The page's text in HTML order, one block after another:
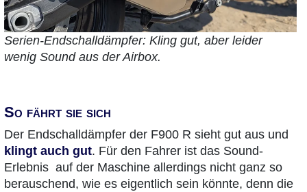
Serien-Endschalldämpfer: Kling gut, aber leider
wenig Sound aus der Airbox.
So fährt sie sich
Der Endschalldämpfer der F900 R sieht gut aus und
klingt auch gut. Für den Fahrer ist das Sound-
Erlebnis auf der Maschine allerdings nicht ganz so
berauschend, wie es eigentlich sein könnte, denn die